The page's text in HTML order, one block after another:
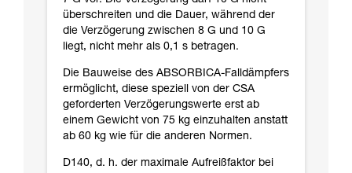
überschreiten und die Dauer, während der
die Verzögerung zwischen 8 G und 10 G
liegt, nicht mehr als 0,1 s betragen.
Die Bauweise des ABSORBICA-Falldämpfers
ermöglicht, diese speziell von der CSA
geforderten Verzögerungswerte erst ab
einem Gewicht von 75 kg einzuhalten anstatt
ab 60 kg wie für die anderen Normen.
D140, d. h. der maximale Aufreißfaktor bei